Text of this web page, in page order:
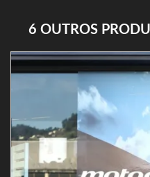
6 OUTROS